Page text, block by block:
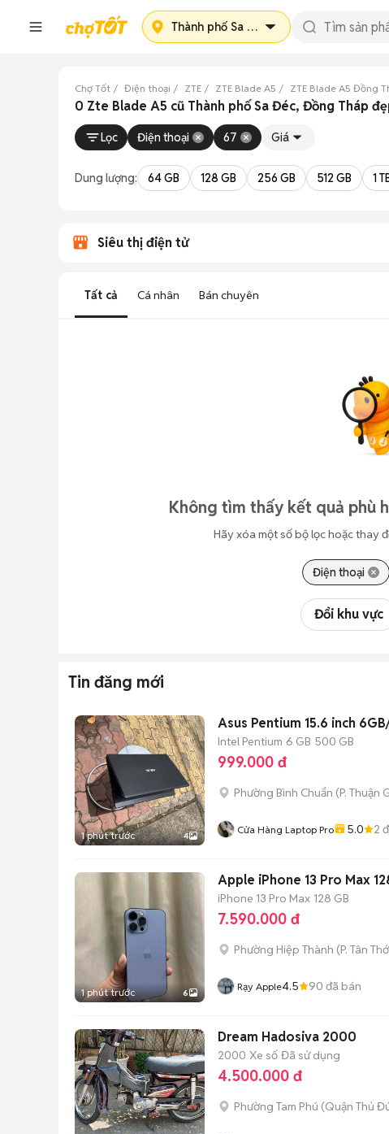
Thành phố Sa Đéc
Chợ Tốt Điện thoại ZTE ZTE Blade A5 ZTE Blade A5 Đồng
0 Zte Blade A5 cũ Thành phố Sa Đéc, Đồng Tháp
Lọc Điện thoại 67 Giá
Dung lượng: 64 GB 128 GB 256 GB 512 GB 1
Siêu thị điện tử
Tất cả Cá nhân Bán chuyên
Không tìm thấy kết quả phù
Hãy xóa một số bộ lọc hoặc thay
Điện thoại
Đổi khu vực
Tin đăng mới
1 phút trước 4
Asus Pentium 15.6 inch
Intel Pentium 6 GB 500 GB
999.000 đ
Phường Bình Chuẩn (P. Thuận
Cửa Hàng Laptop Pro 5.0 2
1 phút trước 6
Apple iPhone 13 Pro Max
iPhone 13 Pro Max 128 GB
7.590.000 đ
Phường Hiệp Thành (P. Tân
Rạy Apple4.5 90 đã bán
Dream Hadosiva 2000
2000 Xe số Đã sử dụng
4.500.000 đ
Phường Tam Phú (Quận Thủ